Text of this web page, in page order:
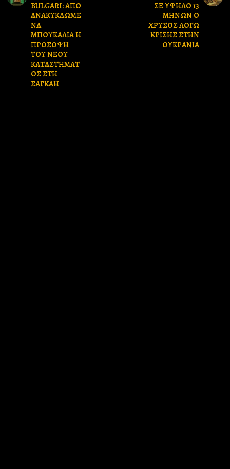
BULGARI: ΑΠΟ
ΑΝΑΚΥΚΛΩΜΕ
ΝΑ
ΜΠΟΥΚΑΛΙΑ Η
ΠΡΟΣΟΨΗ
ΤΟΥ ΝΕΟΥ
ΚΑΤΑΣΤΗΜΑΤ
ΟΣ ΣΤΗ
ΣΑΓΚΑΗ
ΣΕ ΥΨΗΛΟ 13
ΜΗΝΩΝ Ο
ΧΡΥΣΟΣ ΛΟΓΩ
ΚΡΙΣΗΣ ΣΤΗΝ
ΟΥΚΡΑΝΙΑ